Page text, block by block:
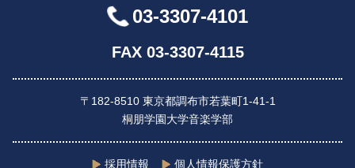
03-3307-4101
FAX 03-3307-4115
〒182-8510 東京都調布市若葉町1-41-1
桐朋学園大学音楽学部
採用情報 個人情報保護方針